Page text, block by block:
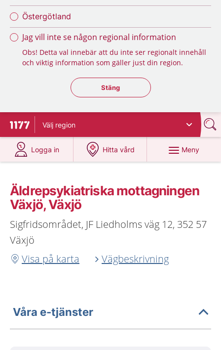
Östergötland
Jag vill inte se någon regional information
Obs! Detta val innebär att du inte ser regionalt innehåll
och viktig information som gäller just din region.
Stäng regionsväljaren
Stäng
Till startsidan för 1177
Välj region
Logga in
på 1177.se
Hitta vård
på 1177.se
Meny
Äldrepsykiatriska mottagningen
Växjö, Växjö
Sigfridsområdet, JF Liedholms väg 12, 352 57
Växjö
Visa på karta
Vägbeskrivning
Våra e-tjänster